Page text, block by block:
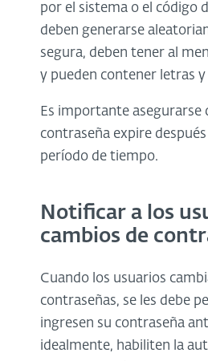
por el sistema o el código
deben generarse
segura, deben tener al
y pueden contener letras
Es importante asegurarse
contraseña expire
período de tiempo.
Notificar a los
cambios de
Cuando los usuarios
contraseñas, se les debe
ingresen su contraseña
idealmente, habiliten la